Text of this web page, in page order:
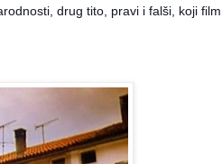
drug tito, pravi i falši, koji